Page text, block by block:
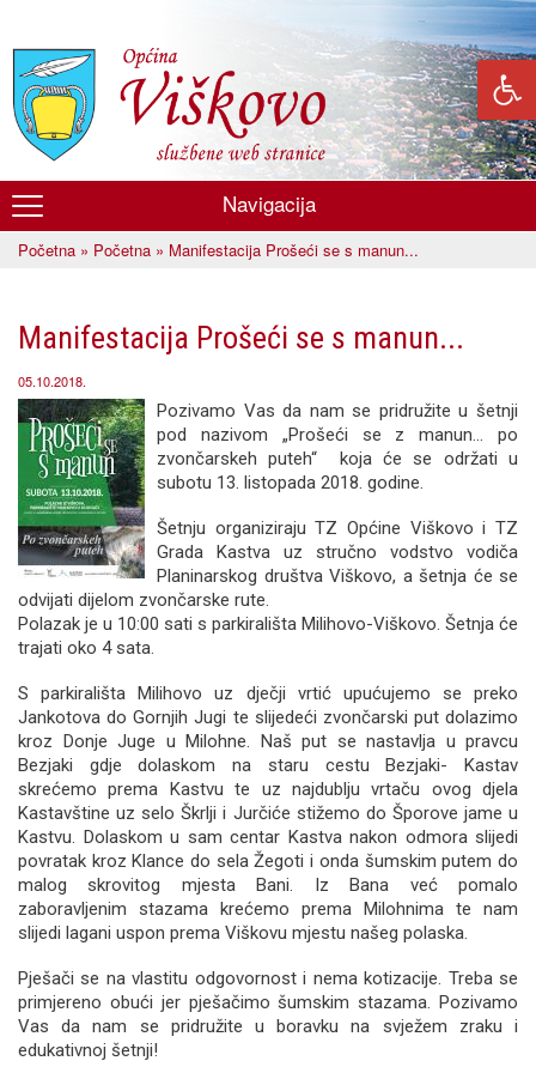
glavni
sadržaj
Općina
Viškovo
Navigacija
Početna » Početna » Manifestacija Prošeći se s manun...
Manifestacija Prošeći se s manun...
05.10.2018.
Pozivamo Vas da nam se pridružite u šetnji
pod nazivom „Prošeći se z manun… po
zvončarskeh puteh“ koja će se održati u
subotu 13. listopada 2018. godine.
Šetnju organiziraju TZ Općine Viškovo i TZ
Grada Kastva uz stručno vodstvo vodiča
Planinarskog društva Viškovo, a šetnja će se
odvijati dijelom zvončarske rute.
Polazak je u 10:00 sati s parkirališta Milihovo-Viškovo. Šetnja će
trajati oko 4 sata.
S parkirališta Milihovo uz dječji vrtić upućujemo se preko
Jankotova do Gornjih Jugi te slijedeći zvončarski put dolazimo
kroz Donje Juge u Milohne. Naš put se nastavlja u pravcu
Bezjaki gdje dolaskom na staru cestu Bezjaki- Kastav
skrećemo prema Kastvu te uz najdublju vrtaču ovog djela
Kastavštine uz selo Škrlji i Jurčiće stižemo do Šporove jame u
Kastvu. Dolaskom u sam centar Kastva nakon odmora slijedi
povratak kroz Klance do sela Žegoti i onda šumskim putem do
malog skrovitog mjesta Bani. Iz Bana već pomalo
zaboravljenim stazama krećemo prema Milohnima te nam
slijedi lagani uspon prema Viškovu mjestu našeg polaska.
Pješači se na vlastitu odgovornost i nema kotizacije. Treba se
primjereno obući jer pješačimo šumskim stazama. Pozivamo
Vas da nam se pridružite u boravku na svježem zraku i
edukativnoj šetnji!